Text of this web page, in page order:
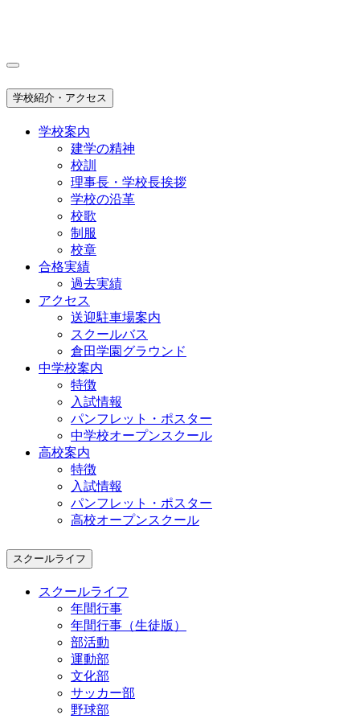
学校紹介・アクセス
学校案内
建学の精神
校訓
理事長・学校長挨拶
学校の沿革
校歌
制服
校章
合格実績
過去実績
アクセス
送迎駐車場案内
スクールバス
倉田学園グラウンド
中学校案内
特徴
入試情報
パンフレット・ポスター
中学校オープンスクール
高校案内
特徴
入試情報
パンフレット・ポスター
高校オープンスクール
スクールライフ
スクールライフ
年間行事
年間行事（生徒版）
部活動
運動部
文化部
サッカー部
野球部